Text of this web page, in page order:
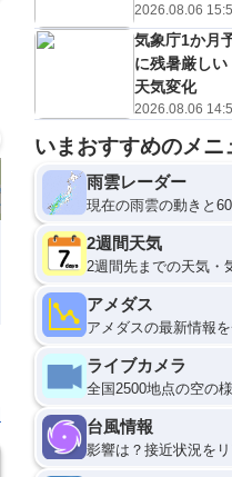
2026.08.06
気象庁1か月
に残暑厳し
天気変化
2026.08.06
いまおすすめのメニ
雨雲レーダー
現在の雨雲の動きと
2週間天気
2週間先までの天気・
アメダス
アメダスの最新情報
ライブカメラ
全国2500地点の空の
台風情報
影響は？接近状況を